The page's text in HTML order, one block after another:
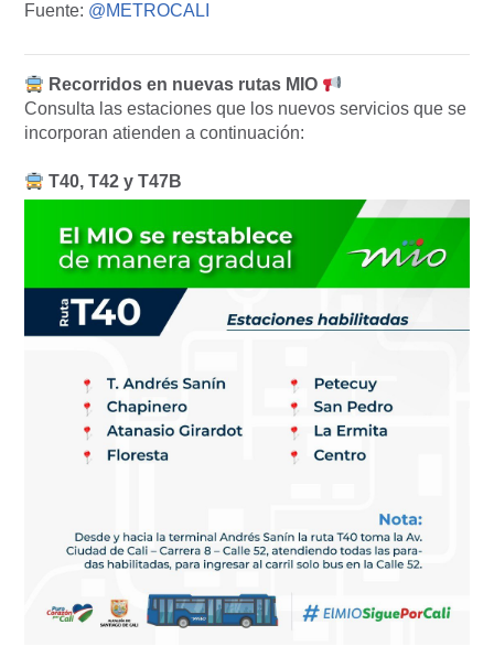
Fuente: @METROCALI
Recorridos en nuevas rutas MIO
Consulta las estaciones que los nuevos servicios que se
incorporan atienden a continuación:
T40, T42 y T47B